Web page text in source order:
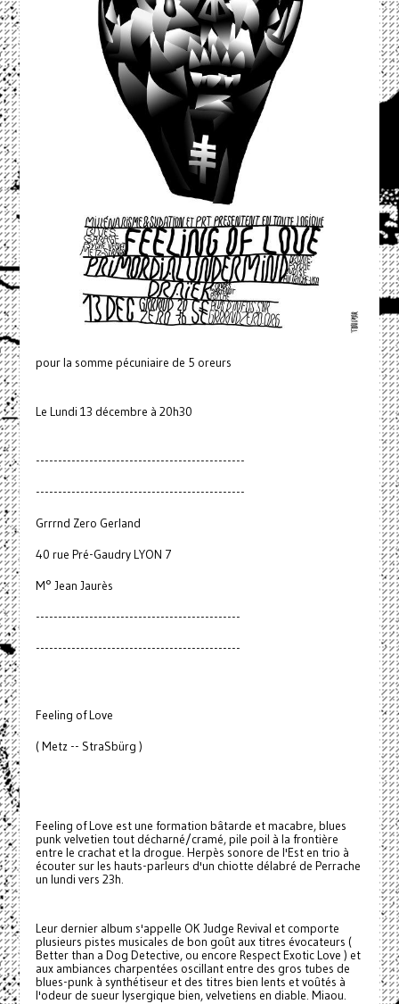
pour la somme pécuniaire de 5 oreurs
Le Lundi 13 décembre à 20h30
-----------------------------------------------
-----------------------------------------------
Grrrnd Zero Gerland
40 rue Pré-Gaudry LYON 7
M° Jean Jaurès
----------------------------------------------
----------------------------------------------
Feeling of Love
( Metz -- StraSbürg )
Feeling of Love est une formation bâtarde et macabre, blues
punk velvetien tout décharné/cramé, pile poil à la frontière
entre le crachat et la drogue. Herpès sonore de l'Est en trio à
écouter sur les hauts-parleurs d'un chiotte délabré de Perrache
un lundi vers 23h.
Leur dernier album s'appelle OK Judge Revival et comporte
plusieurs pistes musicales de bon goût aux titres évocateurs (
Better than a Dog Detective, ou encore Respect Exotic Love ) et
aux ambiances charpentées oscillant entre des gros tubes de
blues-punk à synthétiseur et des titres bien lents et voûtés à
l'odeur de sueur lysergique bien, velvetiens en diable. Miaou.